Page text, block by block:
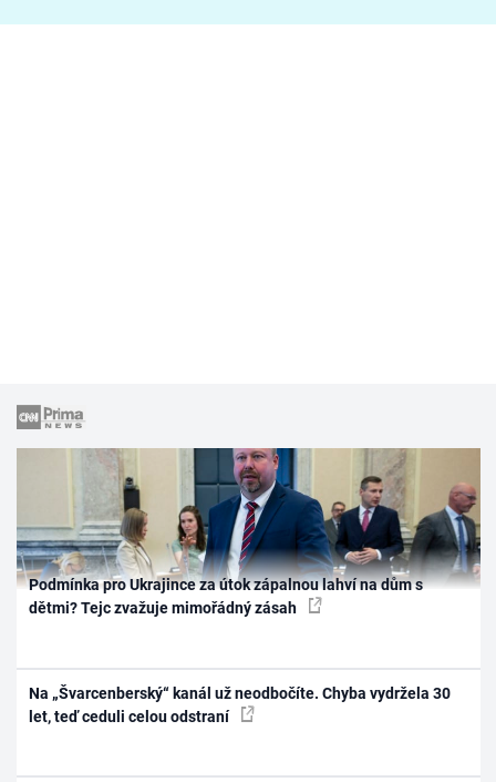
Podmínka pro Ukrajince za útok zápalnou lahví na dům s
dětmi? Tejc zvažuje mimořádný zásah
Na „Švarcenberský“ kanál už neodbočíte. Chyba vydržela 30
let, teď ceduli celou odstraní